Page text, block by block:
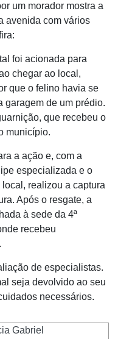
um morador mostra a
avenida com vários
foi acionada para
chegar ao local,
que o felino havia se
garagem de um prédio.
que recebeu o
município.
a ação e, com a
especializada e o
realizou a captura
Após o resgate, a
à sede da 4ª
recebeu
de especialistas.
seja devolvido ao seu
necessários.